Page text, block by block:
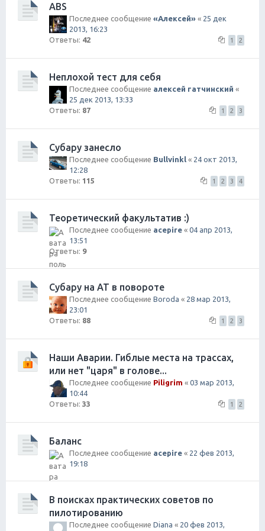
ABS
Последнее сообщение «Aлексей» « 25 дек
2013, 16:23
Ответы: 42 1 2
Неплохой тест для себя
Последнее сообщение алексей гатчинский «
25 дек 2013, 13:33
Ответы: 87 1 2 3
Субару занесло
Последнее сообщение Bullvinkl « 24 окт 2013,
12:28
Ответы: 115 1 2 3 4
Теоретический факультатив :)
Последнее сообщение acepire « 04 апр 2013,
13:51
Ответы: 9
Субару на AT в повороте
Последнее сообщение Boroda « 28 мар 2013,
23:01
Ответы: 88 1 2 3
Наши Аварии. Гиблые места на трассах,
или нет "царя" в голове...
Последнее сообщение Piligrim « 03 мар 2013,
10:44
Ответы: 33 1 2
Баланс
Последнее сообщение acepire « 22 фев 2013,
19:18
В поисках практических советов по
пилотированию
Последнее сообщение Diana « 20 фев 2013,